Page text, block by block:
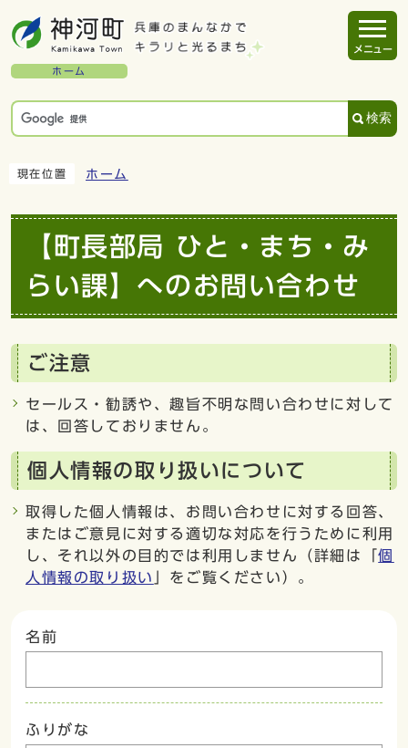
ホーム
検索
メニュー
現在位置 ホーム
【町長部局 ひと・まち・み
らい課】へのお問い合わせ
ご注意
セールス・勧誘や、趣旨不明な問い合わせに対して
は、回答しておりません。
個人情報の取り扱いについて
取得した個人情報は、お問い合わせに対する回答、
またはご意見に対する適切な対応を行うために利用
し、それ以外の目的では利用しません（詳細は「個
人情報の取り扱い
」をご覧ください）。
名前
ふりがな